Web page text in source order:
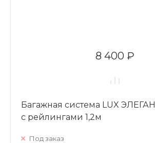
8 400 ₽
Багажная система LUX
с рейлингами 1,2м
Под заказ